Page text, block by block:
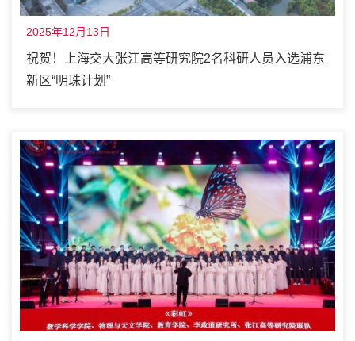
2025年12月13日
祝贺！上海交大张江高等研究院2名科研人员入选浦东
新区“明珠计划”